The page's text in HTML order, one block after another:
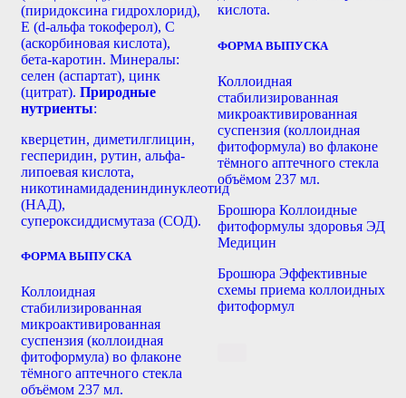
(пиридоксина гидрохлорид),
Е (d-альфа токоферол), С
(аскорбиновая кислота),
бета-каротин. Минералы:
селен (аспартат), цинк
(цитрат). Природные
нутриенты:
кверцетин, диметилглицин,
гесперидин, рутин, альфа-
липоевая кислота,
никотинамидадениндинуклеотид
(НАД),
супероксиддисмутаза (СОД).
ФОРМА ВЫПУСКА
Коллоидная
стабилизированная
микроактивированная
суспензия (коллоидная
фитоформула) во флаконе
тёмного аптечного стекла
объёмом 237 мл.
кислота.
ФОРМА ВЫПУСКА
Коллоидная
стабилизированная
микроактивированная
суспензия (коллоидная
фитоформула) во флаконе
тёмного аптечного стекла
объёмом 237 мл.
Брошюра Коллоидные
фитоформулы здоровья ЭД
Медицин
Брошюра Эффективные
схемы приема коллоидных
фитоформул